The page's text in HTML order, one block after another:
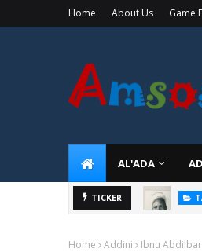
Home About Us Game
AL'ADA
TICKER
Home Addini Ibnu